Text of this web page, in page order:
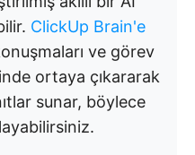
ClickUp Brain'e
ve görev
ortaya çıkararak
sunar, böylece